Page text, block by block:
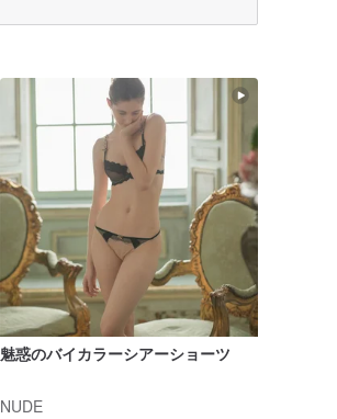
魅惑のバイカラーシアーショーツ
NUDE